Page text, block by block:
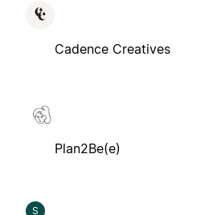
Cadence Creatives
Plan2Be(e)
S